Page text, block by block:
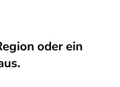
oder ein